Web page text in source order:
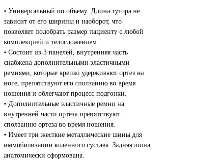
• Универсальный по объему. Длина тутора не
зависит от его ширины и наоборот, что
позволяет подобрать размер пациенту с любой
комплекцией и телосложением.
• Состоит из 3 панелей, внутренняя часть
снабжена дополнительными эластичными
ремнями, которые крепко удерживают ортез на
ноге, препятствуют его сползанию во время
ношения и облегчают процесс подгонки.
• Дополнительные эластичные ремни на
внутренней части ортеза препятствуют
сползанию ортеза во время ношения.
• Имеет три жесткие металлические шины для
иммобилизации коленного сустава. Задняя шина
анатомически сформована.